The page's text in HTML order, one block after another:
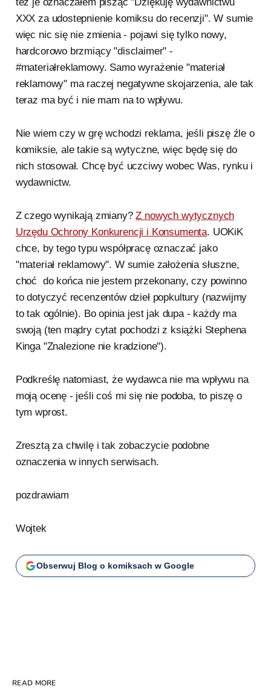
XXX za udostepnienie komiksu do recenzji". W sumie
więc nic się nie zmienia - pojawi się tylko nowy,
hardcorowo brzmiący "disclaimer" -
#materiałreklamowy. Samo wyrażenie "materiał
reklamowy" ma raczej negatywne skojarzenia, ale tak
teraz ma być i nie mam na to wpływu.
Nie wiem czy w grę wchodzi reklama, jeśli piszę źle o
komiksie, ale takie są wytyczne, więc będę się do
nich stosował. Chcę być uczciwy wobec Was, rynku i
wydawnictw.
Z czego wynikają zmiany?Z nowych wytycznych
Urzędu Ochrony Konkurencji i Konsumenta. UOKiK
chce, by tego typu współpracę oznaczać jako
"materiał reklamowy". W sumie założenia słuszne,
choć do końca nie jestem przekonany, czy powinno
to dotyczyć recenzentów dzieł popkultury (nazwijmy
to tak ogólnie). Bo opinia jest jak dupa - każdy ma
swoją (ten mądry cytat pochodzi z książki Stephena
Kinga "Znalezione nie kradzione").
Podkreślę natomiast, że wydawca nie ma wpływu na
moją ocenę - jeśli coś mi się nie podoba, to piszę o
tym wprost.
Zresztą za chwilę i tak zobaczycie podobne
oznaczenia w innych serwisach.
pozdrawiam
Wojtek
Obserwuj Blog o komiksach w Google
READ MORE